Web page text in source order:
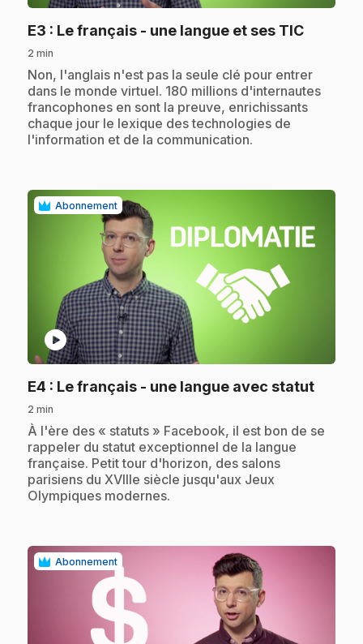
E3 : Le français - une langue et ses TIC.
2 min
.Non, l'anglais n'est pas la seule clé pour entrer
dans le monde virtuel. 180 millions d'internautes
francophones en sont la preuve, enrichissants
chaque jour le lexique des technologies de
l'information et de la communication.
Abonnement
play_circle
E4 : Le français - une langue avec statut.
2 min
.À l'ère des « statuts » Facebook, il est bon de se
rappeler du statut exceptionnel de la langue
française. Petit tour d'horizon, des salons
parisiens du XVIIIe siècle jusqu'aux Jeux
Olympiques modernes.
Abonnement